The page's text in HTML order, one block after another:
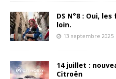
DS N°8 : Oui,
loin.
13 septembre 2025
14 juillet :
Citroën